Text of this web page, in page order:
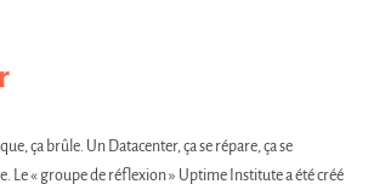
ça brûle. Un Datacenter, ça se répare, ça se
Le « groupe de réflexion » Uptime Institute a été créé